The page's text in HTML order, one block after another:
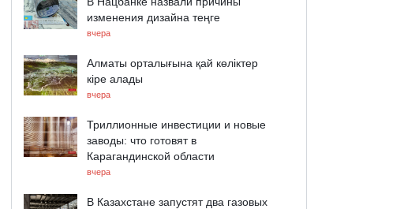
изменения дизайна теңге
вчера
Алматы орталығына қай көліктер
кіре алады
вчера
Триллионные инвестиции и новые
заводы: что готовят в
Карагандинской области
вчера
В Казахстане запустят два газовых